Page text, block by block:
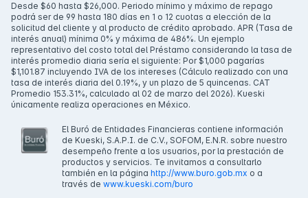
Desde $60 hasta $26,000. Periodo mínimo y máximo de repago
podrá ser de 99 hasta 180 días en 1 o 12 cuotas a elección de la
solicitud del cliente y al producto de crédito aprobado. APR (Tasa de
interés anual) mínima 0% y máxima de 486%. Un ejemplo
representativo del costo total del Préstamo considerando la tasa de
interés promedio diaria sería el siguiente: Por $1,000 pagarías
$1,101.87 incluyendo IVA de los intereses (Cálculo realizado con una
tasa de interés diaria del 0.19%, y un plazo de 5 quincenas. CAT
Promedio 153.31%, calculado al 02 de marzo del 2026). Kueski
únicamente realiza operaciones en México.
El Buró de Entidades Financieras contiene información
de Kueski, S.A.P.I. de C.V., SOFOM, E.N.R. sobre nuestro
desempeño frente a los usuarios, por la prestación de
productos y servicios. Te invitamos a consultarlo
también en la página http://www.buro.gob.mx o a
través de www.kueski.com/buro